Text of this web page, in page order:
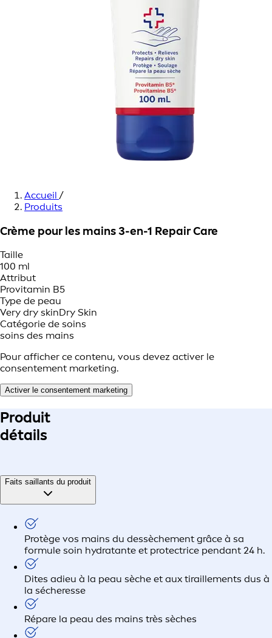
Accueil /
Produits
Crème pour les mains 3-en-1 Repair Care
Taille
100 ml
Attribut
Provitamin B5
Type de peau
Very dry skinDry Skin
Catégorie de soins
soins des mains
Pour afficher ce contenu, vous devez activer le
consentement marketing.
Activer le consentement marketing
Produit
détails
Faits saillants du produit
Protège vos mains du dessèchement grâce à sa
formule soin hydratante et protectrice pendant 24 h.
Dites adieu à la peau sèche et aux tiraillements dus à
la sécheresse
Répare la peau des mains très sèches